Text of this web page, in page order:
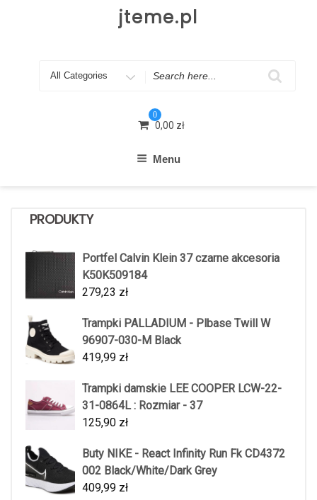
jteme.pl
Search
0
0,00 zł
Menu
PRODUKTY
Portfel Calvin Klein 37 czarne akcesoria
K50K509184
279,23 zł
Trampki PALLADIUM - Plbase Twill W
96907-030-M Black
419,99 zł
Trampki damskie LEE COOPER LCW-22-
31-0864L : Rozmiar - 37
125,90 zł
Buty NIKE - React Infinity Run Fk CD4372
002 Black/White/Dark Grey
409,99 zł